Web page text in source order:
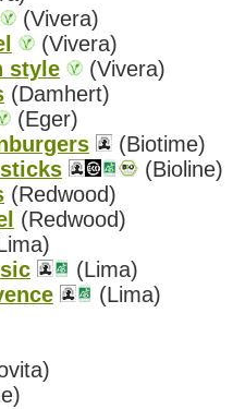
(Vivera)
(Vivera)
style
(Vivera)
(Damhert)
(Eger)
(Biotime)
(Bioline)
(Redwood)
(Redwood)
(Lima)
(Lima)